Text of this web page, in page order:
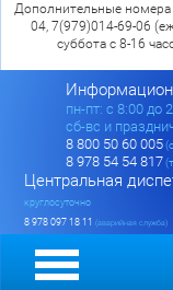
Дополнительные
04, 7(979)014-69-06
суббота с 8-16
пн-пт: c 8:00 до
сб-вс и
8 800 50 60 005
8 978 54 54 817
Центральная
круглосуточно
8 978 097 18 11 (аварийная служба)